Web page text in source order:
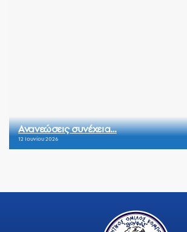
Ανανεώσεις συνέχεια…
12 Ιουνίου 2026